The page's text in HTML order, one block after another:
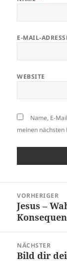
E-MAIL-
WEBSITE
Name, E-
meinen
VORHERIGER
Vorheriger
Beitrag:
Jesus –
NÄCHSTER
Nächster
Bild dir